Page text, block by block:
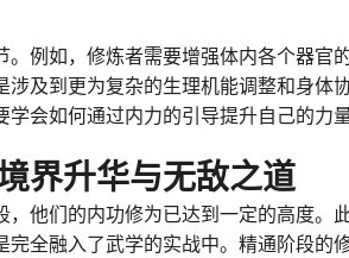
例如，修炼者需要增强体内各个器官
及到更为复杂的生理机能调整和身体
会如何通过内力的引导提升自己的力量
界升华与无敌之道
他们的内功修为已达到一定的高度。
全融入了武学的实战中。精通阶段的修